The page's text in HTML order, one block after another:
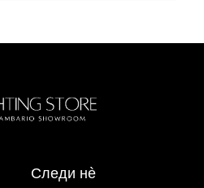
Следи нè